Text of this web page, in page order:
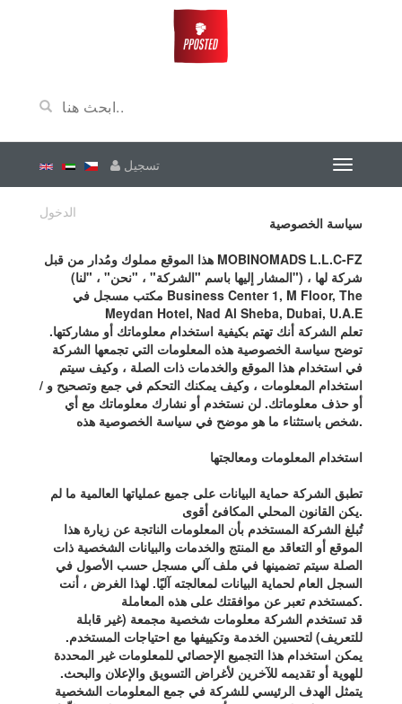
الدخول
سياسة الخصوصية
هذا الموقع مملوك ومُدار من قبل MOBINOMADS L.L.C-FZ
(المشار إليها باسم "الشركة" ، "نحن" ، "لنا") ، شركة لها
مكتب مسجل في Business Center 1, M Floor, The
Meydan Hotel, Nad Al Sheba, Dubai, U.A.E
تعلم الشركة أنك تهتم بكيفية استخدام معلوماتك أو مشاركتها.
توضح سياسة الخصوصية هذه المعلومات التي تجمعها الشركة
في استخدام هذا الموقع والخدمات ذات الصلة ، وكيف سيتم
استخدام المعلومات ، وكيف يمكنك التحكم في جمع وتصحيح و /
أو حذف معلوماتك. لن نستخدم أو نشارك معلوماتك مع أي
شخص باستثناء ما هو موضح في سياسة الخصوصية هذه.
استخدام المعلومات ومعالجتها
تطبق الشركة حماية البيانات على جميع عملياتها العالمية ما لم
يكن القانون المحلي المكافئ أقوى.
تُبلغ الشركة المستخدم بأن المعلومات الناتجة عن زيارة هذا
الموقع أو التعاقد مع المنتج والخدمات والبيانات الشخصية ذات
الصلة سيتم تضمينها في ملف آلي مسجل حسب الأصول في
السجل العام لحماية البيانات لمعالجته آليًا. لهذا الغرض ، أنت
كمستخدم تعبر عن موافقتك على هذه المعاملة.
قد تستخدم الشركة معلومات شخصية مجمعة (غير قابلة
للتعريف) لتحسين الخدمة وتكييفها مع احتياجات المستخدم.
يمكن استخدام هذا التجميع الإحصائي للمعلومات غير المحددة
للهوية أو تقديمه للآخرين لأغراض التسويق والإعلان والبحث.
يتمثل الهدف الرئيسي للشركة في جمع المعلومات الشخصية